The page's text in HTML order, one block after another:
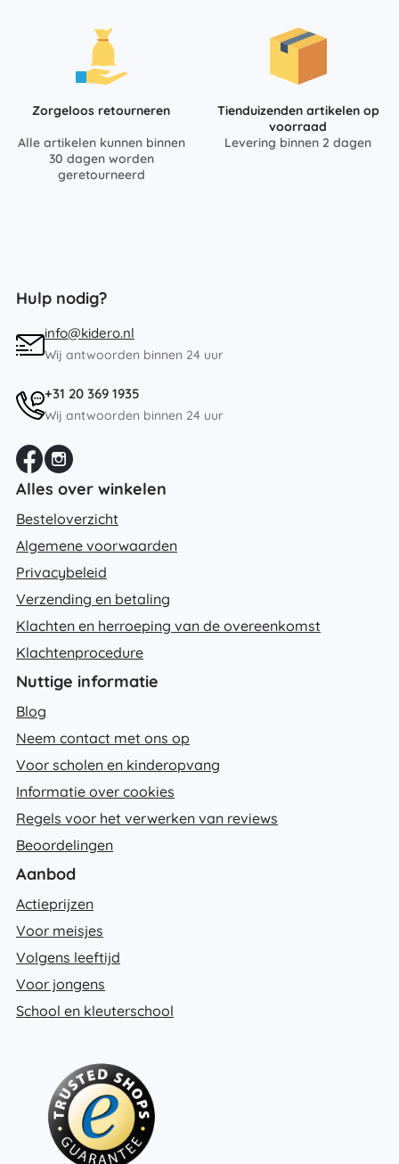
Zorgeloos retourneren
Alle artikelen kunnen binnen
30 dagen worden
geretourneerd
Tienduizenden artikelen op
voorraad
Levering binnen 2 dagen
Hulp nodig?
info@kidero.nl
Wij antwoorden binnen 24 uur
+31 20 369 1935
Wij antwoorden binnen 24 uur
Alles over winkelen
Besteloverzicht
Algemene voorwaarden
Privacybeleid
Verzending en betaling
Klachten en herroeping van de overeenkomst
Klachtenprocedure
Nuttige informatie
Blog
Neem contact met ons op
Voor scholen en kinderopvang
Informatie over cookies
Regels voor het verwerken van reviews
Beoordelingen
Aanbod
Actieprijzen
Voor meisjes
Volgens leeftijd
Voor jongens
School en kleuterschool